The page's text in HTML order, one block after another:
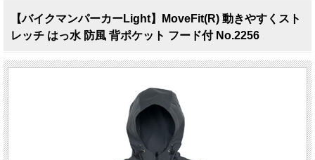
【バイクマンパーカーLight】MoveFit(R) 動きやすくスト
レッチ はっ水 防風 背ポケット フード付 No.2256